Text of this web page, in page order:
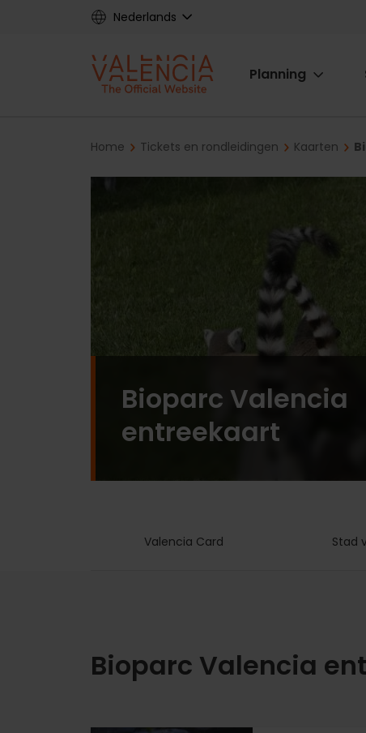
Nederlands
Main
Planning
Breadcrumb
Home Tickets en rondleidingen Kaarten
Bioparc Valencia
entreekaart
Valencia Card Stad
Bioparc Valencia